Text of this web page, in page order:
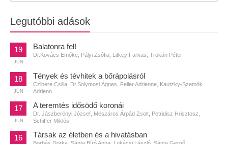
Legutóbbi adások
19
JÚN
Balatonra fel!
Dr.Kovács Emőke, Pályi Zsófia, Litkey Farkas, Trokán Péter
18
JÚN
Tények és tévhitek a bőrápolásról
Czibere Csilla, Dr.Solymosi Ágnes, Feller Adrienne, Kautzky-Szemők
Adrienn
17
JÚN
A teremtés idősödő koronái
Dr. Jászberényi József, Mészáros Árpád Zsolt, Petridisz Hrisztosz,
Schiffer Miklós
16 Társak az életben és a hivatásban
Borbás Dorka, Sánta Bíró Anna, Lukácsi László, Sánta Gergő